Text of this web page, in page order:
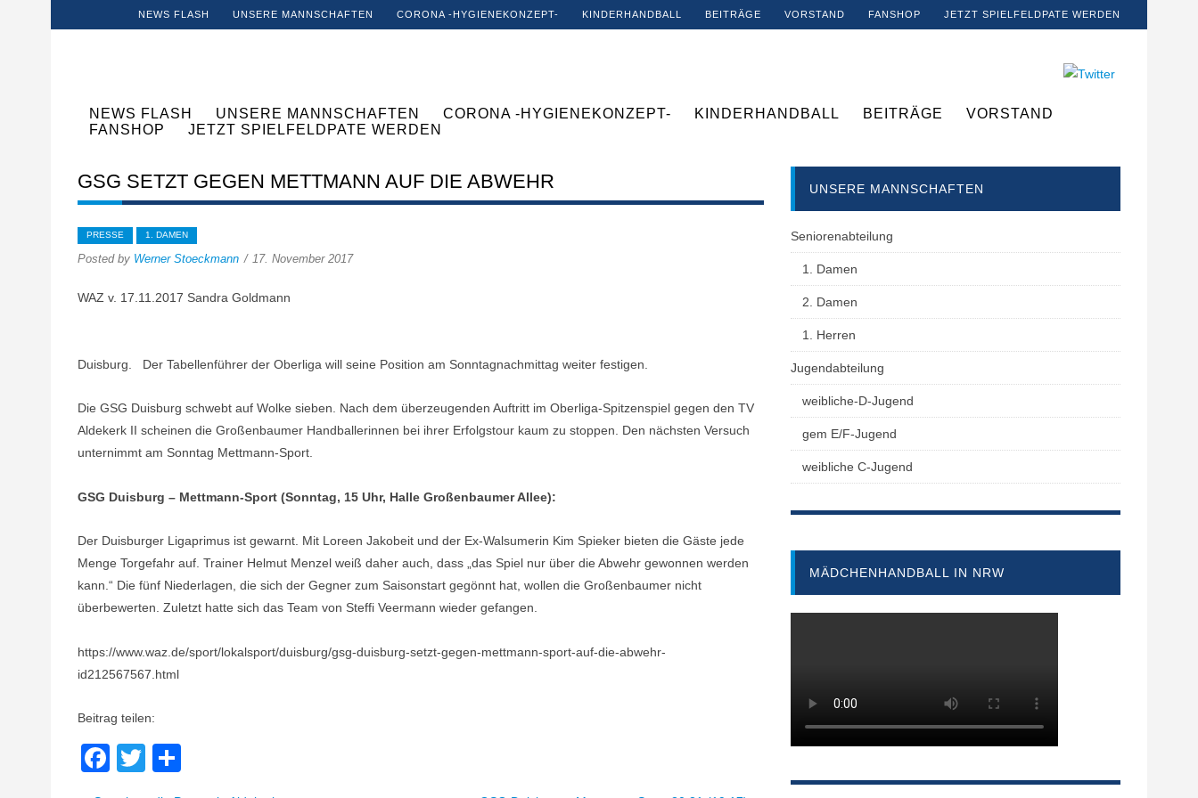
NEWS FLASH UNSERE MANNSCHAFTEN CORONA -HYGIENEKONZEPT- KINDERHANDBALL BEITRÄGE VORSTAND FANSHOP JETZT SPIELFELDPATE WERDEN
NEWS FLASH UNSERE MANNSCHAFTEN CORONA -HYGIENEKONZEPT- KINDERHANDBALL BEITRÄGE
VORSTAND
FANSHOP
JETZT SPIELFELDPATE WERDEN
GSG SETZT GEGEN METTMANN AUF DIE ABWEHR
PRESSE 1. DAMEN
Posted by Werner Stoeckmann 17. November 2017
WAZ v. 17.11.2017 Sandra Goldmann
Duisburg. Der Tabellenführer der Oberliga will seine Position am Sonntagnachmittag weiter festigen.
Die GSG Duisburg schwebt auf Wolke sieben. Nach dem überzeugenden Auftritt im Oberliga-Spitzenspiel gegen den TV
Aldekerk II scheinen die Großenbaumer Handballerinnen bei ihrer Erfolgstour kaum zu stoppen. Den nächsten Versuch
unternimmt am Sonntag Mettmann-Sport.
GSG Duisburg – Mettmann-Sport (Sonntag, 15 Uhr, Halle Großenbaumer Allee):
Der Duisburger Ligaprimus ist gewarnt. Mit Loreen Jakobeit und der Ex-Walsumerin Kim Spieker bieten die Gäste jede
Menge Torgefahr auf. Trainer Helmut Menzel weiß daher auch, dass „das Spiel nur über die Abwehr gewonnen werden
kann.“ Die fünf Niederlagen, die sich der Gegner zum Saisonstart gegönnt hat, wollen die Großenbaumer nicht
überbewerten. Zuletzt hatte sich das Team von Steffi Veermann wieder gefangen.
https://www.waz.de/sport/lokalsport/duisburg/gsg-duisburg-setzt-gegen-mettmann-sport-auf-die-abwehr-
id212567567.html
Beitrag teilen:
Facebook
Twitter
UNSERE MANNSCHAFTEN
Seniorenabteilung
1. Damen
2. Damen
1. Herren
Jugendabteilung
weibliche-D-Jugend
gem E/F-Jugend
weibliche C-Jugend
MÄDCHENHANDBALL IN NRW